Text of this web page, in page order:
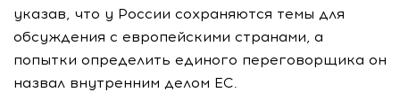
указав, что у России сохраняются темы для
обсуждения с европейскими странами, а
попытки определить единого переговорщика он
назвал внутренним делом ЕС.